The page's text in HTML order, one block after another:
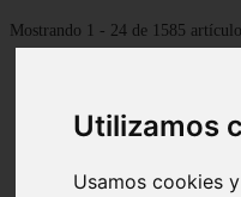
Utilizamos
Usamos cookies
Mostrando 1 - 24 de 1585